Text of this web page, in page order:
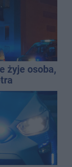
żyje osoba,